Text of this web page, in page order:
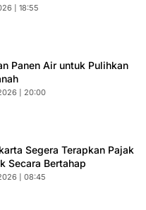
| 18:55
Panen Air untuk Pulihkan
| 20:00
Segera Terapkan Pajak
Secara Bertahap
| 08:45